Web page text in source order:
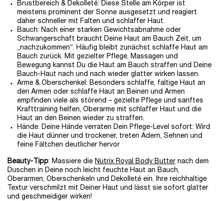
Brustbereich & Dekolleté: Diese Stelle am Körper ist
meistens prominent der Sonne ausgesetzt und reagiert
daher schneller mit Falten und schlaffer Haut.
Bauch: Nach einer starken Gewichtsabnahme oder
Schwangerschaft braucht Deine Haut am Bauch Zeit, um
„nachzukommen“. Häufig bleibt zunächst schlaffe Haut am
Bauch zurück. Mit gezielter Pflege, Massagen und
Bewegung kannst Du die Haut am Bauch straffen und Deine
Bauch-Haut nach und nach wieder glatter wirken lassen.
Arme & Oberschenkel: Besonders schlaffe, faltige Haut an
den Armen oder schlaffe Haut an Beinen und Armen
empfinden viele als störend – gezielte Pflege und sanftes
Krafttraining helfen, Oberarme mit schlaffer Haut und die
Haut an den Beinen wieder zu straffen.
Hände: Deine Hände verraten Dein Pflege-Level sofort: Wird
die Haut dünner und trockener, treten Adern, Sehnen und
feine Fältchen deutlicher hervor
Beauty-Tipp: Massiere die Nutrix Royal Body Butter nach dem
Duschen in Deine noch leicht feuchte Haut an Bauch,
Oberarmen, Oberschenkeln und Dekolleté ein. Ihre reichhaltige
Textur verschmilzt mit Deiner Haut und lässt sie sofort glatter
und geschmeidiger wirken!